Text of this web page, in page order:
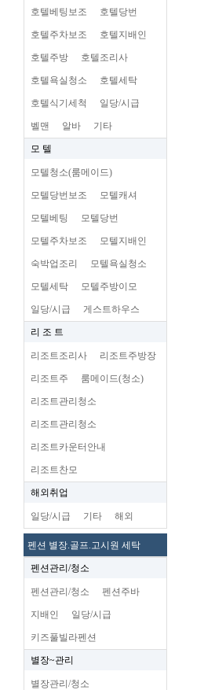
호텔베팅보조 호텔당번
호텔주차보조 호텔지배인
호텔주방 호텔조리사
호텔욕실청소 호텔세탁
호텔식기세척 일당/시급
벨맨 알바 기타
모 텔
모텔청소(룸메이드)
모텔당번보조 모텔캐셔
모텔베팅 모텔당번
모텔주차보조 모텔지배인
숙박업조리 모텔욕실청소
모텔세탁 모텔주방이모
일당/시급 게스트하우스
리 조 트
리조트조리사 리조트주방장
리조트주 룸메이드(청소)
리조트관리청소
리조트관리청소
리조트카운터안내
리조트찬모
해외취업
일당/시급 기타 해외
펜션 별장.골프.고시원 세탁
펜션관리/청소
펜션관리/청소 펜션주바
지배인 일당/시급
키즈풀빌라펜션
별장~관리
별장관리/청소